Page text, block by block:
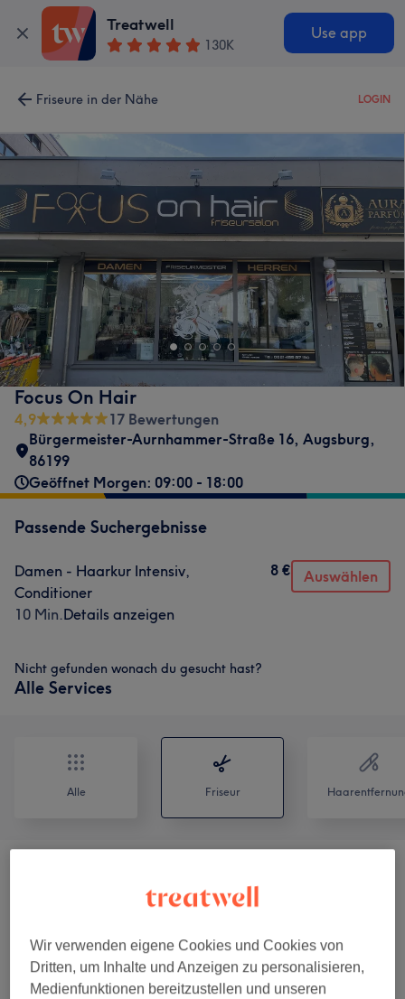
Treatwell
130K
Use app
Friseure in der Nähe LOGIN
Focus On Hair
4,9
17 Bewertungen
Bürgermeister-Aurnhammer-Straße 16, Augsburg,
86199
Geöffnet Morgen: 09:00 - 18:00
Passende Suchergebnisse
Damen - Haarkur Intensiv,
Conditioner
10 Min.Details anzeigen
8 € Auswählen
Nicht gefunden wonach du gesucht hast?
Alle Services
Alle Friseur
Focus Paket (1) 50 €
Wir verwenden eigene Cookies und Cookies von
Dritten, um Inhalte und Anzeigen zu personalisieren,
Medienfunktionen bereitzustellen und unseren